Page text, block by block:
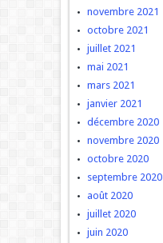
novembre 2021
octobre 2021
juillet 2021
mai 2021
mars 2021
janvier 2021
décembre 2020
novembre 2020
octobre 2020
septembre 2020
août 2020
juillet 2020
juin 2020